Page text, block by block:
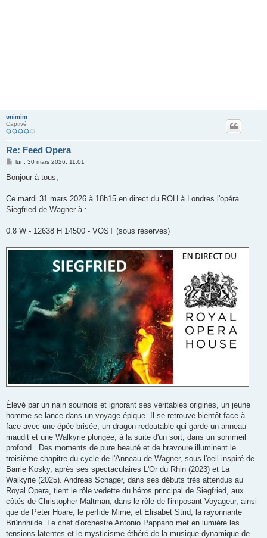
onimim
Captivé
Re: Feed Opera
M
s
g
lun. 30 mars 2026, 11:01
Bonjour à tous,
Ce mardi 31 mars 2026 à 18h15 en direct du ROH à Londres l'opéra
Siegfried de Wagner à :
0.8 W - 12638 H 14500 - VOST (sous réserves)
Élevé par un nain sournois et ignorant ses véritables origines, un jeune
homme se lance dans un voyage épique. Il se retrouve bientôt face à
face avec une épée brisée, un dragon redoutable qui garde un anneau
maudit et une Walkyrie plongée, à la suite d'un sort, dans un sommeil
profond...Des moments de pure beauté et de bravoure illuminent le
troisième chapitre du cycle de l'Anneau de Wagner, sous l'oeil inspiré de
Barrie Kosky, après ses spectaculaires L'Or du Rhin (2023) et La
Walkyrie (2025). Andreas Schager, dans ses débuts très attendus au
Royal Opera, tient le rôle vedette du héros principal de Siegfried, aux
côtés de Christopher Maltman, dans le rôle de l'imposant Voyageur, ainsi
que de Peter Hoare, le perfide Mime, et Elisabet Strid, la rayonnante
Brünnhilde. Le chef d'orchestre Antonio Pappano met en lumière les
tensions latentes et le mysticisme éthéré de la musique dynamique de